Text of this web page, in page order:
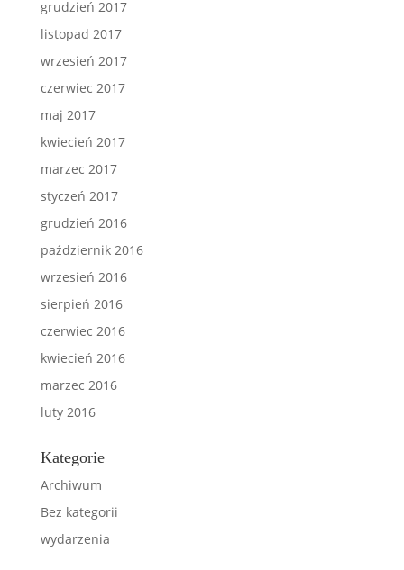
grudzień 2017
listopad 2017
wrzesień 2017
czerwiec 2017
maj 2017
kwiecień 2017
marzec 2017
styczeń 2017
grudzień 2016
październik 2016
wrzesień 2016
sierpień 2016
czerwiec 2016
kwiecień 2016
marzec 2016
luty 2016
Kategorie
Archiwum
Bez kategorii
wydarzenia